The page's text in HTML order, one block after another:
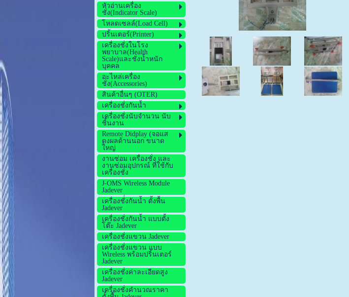
หัวอ่านเครื่อง
ชั่ง(Indicator Scale)
โหลดเซลล์(Load Cell)
ปริ้นเตอร์(Printer)
เครื่องชั่งในโรง
พยาบาล(Health
Scale)และชั่งน้ำหนัก
บุคคล
อะไหล่เครื่อง
ชั่ง(Accessories)
สินค้าอื่นๆ (OTER)
เครื่องชั่งกันน้ำ
เครื่องชั่งนับจำนวน นับ
ชิ้นงาน
Remote Didplay (จอแส
ดงผลด้านนอก ขนาด
ใหญ่
งานซ่อม เครื่องชั่ง และ
งานซ่อมอุปกรณ์ ที่ใช้กับ
เครื่องชั่ง
J-OMS Wireless Module
Jadever
เครื่องชั่่งกันน้ำ ตั้งพื้น
Jadever
เครื่องชั่งกันน้ำ แบบตั้ง
โต๊ะ Jadever
เครื่องชั่งแขวน Jadever
เครื่องชั่งแขวน แบบ
Wireless พร้อมปริ้นเตอร์
Jadever
เครื่องชั่งค่าละเอียดสูง
Jadever
เครื่องชั่งคำนวณราคา